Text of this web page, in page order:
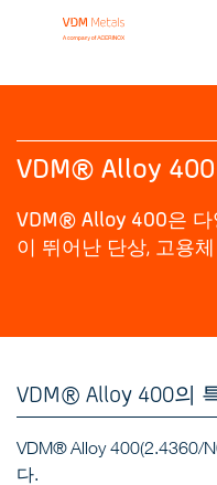
VDM® Alloy
VDM® Alloy 400은 다
이 뛰어난 단상, 고용
VDM® Alloy 400의
VDM®Alloy 400(2.4360/
다.